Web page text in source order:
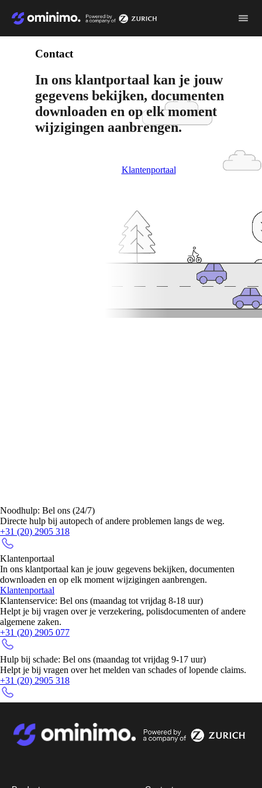
Contact
In ons klantportaal kan je jouw
gegevens bekijken, documenten
downloaden en op elk moment
wijzigingen aanbrengen.
Klantenportaal
Noodhulp: Bel ons (24/7)
Directe hulp bij autopech of andere problemen langs de weg.
+31 (20) 2905 318
Afbeelding
Klantenportaal
In ons klantportaal kan je jouw gegevens bekijken, documenten
downloaden en op elk moment wijzigingen aanbrengen.
Klantenportaal
Klantenservice: Bel ons (maandag tot vrijdag 8-18 uur)
Helpt je bij vragen over je verzekering, polisdocumenten of andere
algemene zaken.
+31 (20) 2905 077
Afbeelding
Hulp bij schade: Bel ons (maandag tot vrijdag 9-17 uur)
Helpt je bij vragen over het melden van schades of lopende claims.
+31 (20) 2905 318
Afbeelding
Afbeelding Afbeelding